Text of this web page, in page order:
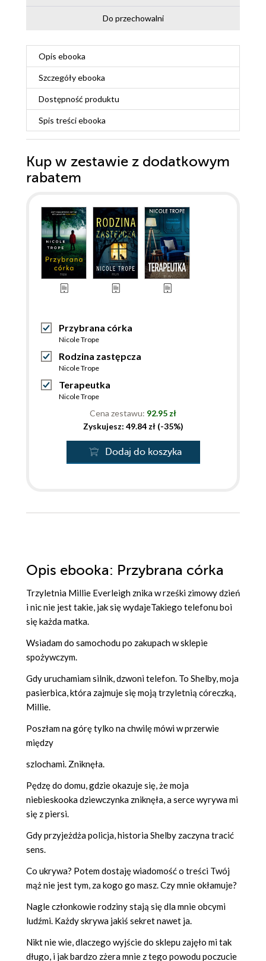
Do przechowalni
Opis ebooka
Szczegółyebooka
Dostępność produktu
Spis treściebooka
Kup w zestawie z dodatkowym
rabatem
Przybrana córka
Nicole Trope
Rodzina zastępcza
Nicole Trope
Terapeutka
Nicole Trope
Cena zestawu: 92.95 zł
Zyskujesz: 49.84 zł (-35%)
Dodaj do koszyka
Opis ebooka: Przybrana córka
Trzyletnia Millie Everleigh znika w rześki zimowy dzień
i nic nie jest takie, jak się wydajeTakiego telefonu boi
się każda matka.
Wsiadam do samochodu po zakupach w sklepie
spożywczym.
Gdy uruchamiam silnik, dzwoni telefon. To Shelby, moja
pasierbica, która zajmuje się moją trzyletnią córeczką,
Millie.
Poszłam na górę tylko na chwilę mówi w przerwie
między
szlochami. Zniknęła.
Pędzę do domu, gdzie okazuje się, że moja
niebieskooka dziewczynka zniknęła, a serce wyrywa mi
się z piersi.
Gdy przyjeżdża policja, historia Shelby zaczyna tracić
sens.
Co ukrywa? Potem dostaję wiadomość o treści Twój
mąż nie jest tym, za kogo go masz. Czy mnie okłamuje?
Nagle członkowie rodziny stają się dla mnie obcymi
ludźmi. Każdy skrywa jakiś sekret nawet ja.
Nikt nie wie, dlaczego wyjście do sklepu zajęło mi tak
długo, i jak bardzo zżera mnie z tego powodu poczucie